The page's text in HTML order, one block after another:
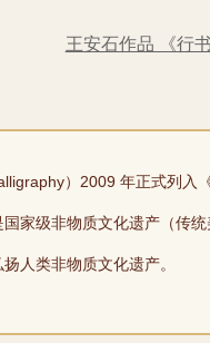
王安石作品 《行
）2009 年正式列入
家级非物质文化遗产（传统
人类非物质文化遗产。